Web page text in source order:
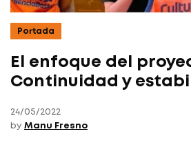
Portada
El enfoque del
Continuidad y
24/05/2022
by Manu Fresno